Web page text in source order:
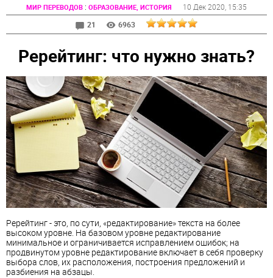
МИР ПЕРЕВОДОВ : ОБРАЗОВАНИЕ, ИСТОРИЯ 10 Дек 2020 , 15:35
21
6963
Ререйтинг: что нужно знать?
Ререйтинг - это, по сути, «редактирование» текста на более
высоком уровне. На базовом уровне редактирование
минимальное и ограничивается исправлением ошибок; на
продвинутом уровне редактирование включает в себя проверку
выбора слов, их расположения, построения предложений и
разбиения на абзацы.